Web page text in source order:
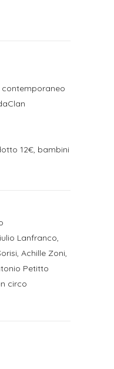
12€, bambini
Lanfranco,
Achille Zoni,
Petitto
circo